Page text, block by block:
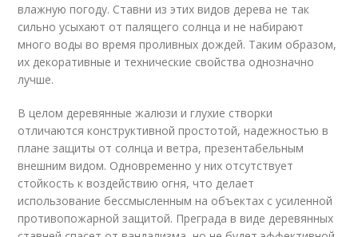
влажную погоду. Ставни из этих видов дерева не так
сильно усыхают от палящего солнца и не набирают
много воды во время проливных дождей. Таким образом,
их декоративные и технические свойства однозначно
лучше.
В целом деревянные жалюзи и глухие створки
отличаются конструктивной простотой, надежностью в
плане защиты от солнца и ветра, презентабельным
внешним видом. Одновременно у них отсутствует
стойкость к воздействию огня, что делает
использование бессмысленным на объектах с усиленной
противопожарной защитой. Преграда в виде деревянных